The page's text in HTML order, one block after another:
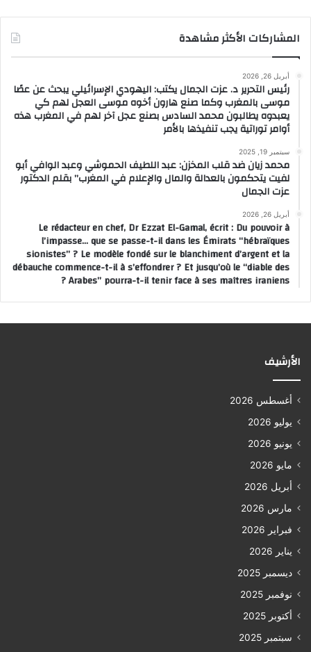
المشاركات الأكثر مشاهدة
أبريل 26, 2026
رئيس التحرير د. عزت الجمال يكتب: اليهودي الإسرائيلي يبحث عن عصًا
موسى بالمغرب وكما صنع هارون أخوه موسى العجل لهم كي
يعبدوه يطالبون محمد السادس بصنع عجل آخر لهم في المغرب هذه
أوامر توراتية يجب تنفيذها بالأمر
سبتمبر 19, 2025
محمد زيان ضد قلب المخزن: عبد اللطيف الحموشي وعبد الوافي أبو
لفيت يتحكمون بالعدالة والمال والإعلام في المغرب” بقلم الدكتور
عزت الجمال
أبريل 26, 2026
Le rédacteur en chef, Dr Ezzat El-Gamal, écrit : Du pouvoir à
l’impasse… que se passe-t-il dans les Émirats “hébraïques
sionistes” ? Le modèle fondé sur le blanchiment d’argent et la
débauche commence-t-il à s’effondrer ? Et jusqu’où le “diable des
Arabes” pourra-t-il tenir face à ses maîtres iraniens ?
الأرشيف
أغسطس 2026
يوليو 2026
يونيو 2026
مايو 2026
أبريل 2026
مارس 2026
فبراير 2026
يناير 2026
ديسمبر 2025
نوفمبر 2025
أكتوبر 2025
سبتمبر 2025